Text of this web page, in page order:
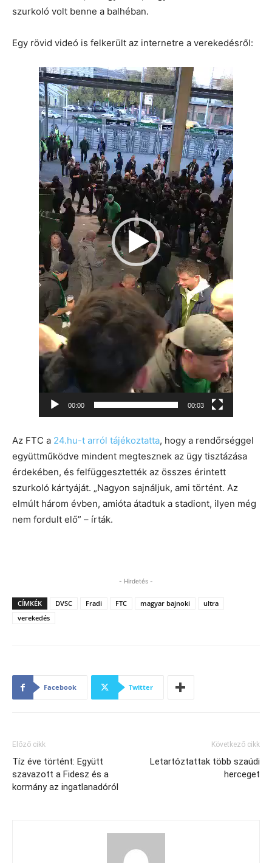
szurkoló volt benne a balhéban.
Egy rövid videó is felkerült az internetre a verekedésről:
Videólejátszó
00:00 00:03
Az FTC a 24.hu-t arról tájékoztatta, hogy a rendőrséggel
együttműködve mindent megtesznek az ügy tisztázása
érdekében, és felfüggesztették az összes érintett
szurkoló kártyáját. „Nagyon sajnáljuk, ami történt. Az
elmúlt három évben, amióta átadtuk a stadiont, ilyen még
nem fordult elő” – írták.
- Hirdetés -
CÍMKÉK DVSC Fradi FTC magyar bajnoki
ultra
verekedés
Facebook Twitter
Előző cikk
Tíz éve történt: Együtt
szavazott a Fidesz és a
kormány az ingatlanadóról
Következő cikk
Letartóztattak több szaúdi
herceget